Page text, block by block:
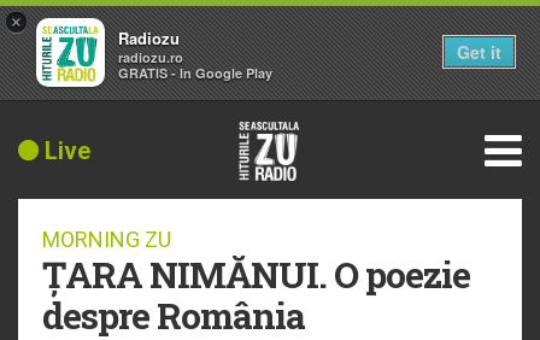
Live
MORNING ZU
ȚARA NIMĂNUI. O poezie
despre România
×
Radiozu
radiozu.ro
GRATIS - In Google Play
Get it